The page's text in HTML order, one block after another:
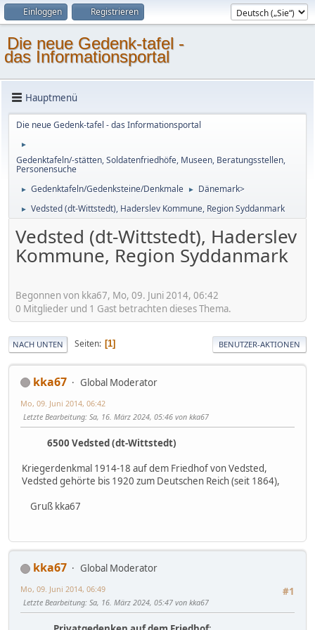
Einloggen Registrieren
Die neue Gedenk-tafel -
das Informationsportal
Hauptmenü
Die neue Gedenk-tafel - das Informationsportal
►
Gedenktafeln/-stätten, Soldatenfriedhöfe, Museen, Beratungsstellen,
Personensuche
► Gedenktafeln/Gedenksteine/Denkmale ► Dänemark>
► Vedsted (dt-Wittstedt), Haderslev Kommune, Region Syddanmark
Vedsted (dt-Wittstedt), Haderslev
Kommune, Region Syddanmark
Begonnen von kka67, Mo, 09. Juni 2014, 06:42
0 Mitglieder und 1 Gast betrachten dieses Thema.
NACH UNTEN Seiten 1 BENUTZER-AKTIONEN
kka67 Global Moderator
Mo, 09. Juni 2014, 06:42
Letzte Bearbeitung: Sa, 16. März 2024, 05:46 von kka67
6500 Vedsted (dt-Wittstedt)
Kriegerdenkmal 1914-18 auf dem Friedhof von Vedsted,
Vedsted gehörte bis 1920 zum Deutschen Reich (seit 1864),
Gruß kka67
kka67
Global Moderator
#1
Mo, 09. Juni 2014, 06:49
Letzte Bearbeitung: Sa, 16. März 2024, 05:47 von kka67